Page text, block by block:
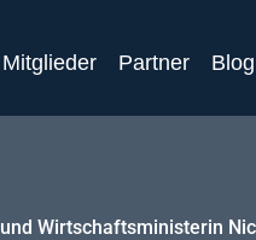
Mitglieder Partner Blog
Wirtschaftsministerin